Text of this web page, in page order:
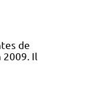
de
2009. Il